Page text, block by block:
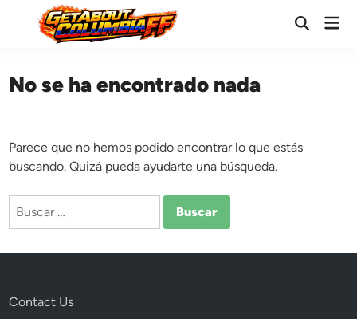
contenido
Abrir
No se ha encontrado nada
Parece que no hemos podido encontrar lo que estás
buscando. Quizá pueda ayudarte una búsqueda.
Buscar:
Contact Us